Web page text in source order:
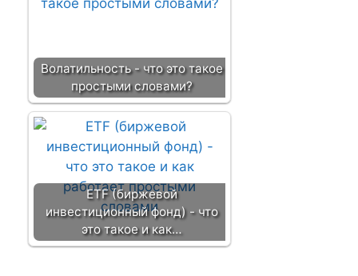
Волатильность - что это такое
простыми словами?
ETF (биржевой
инвестиционный фонд) - что
это такое и как…